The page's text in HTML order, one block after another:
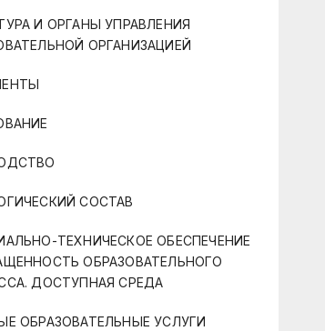
И ОРГАНЫ УПРАВЛЕНИЯ
ОРГАНИЗАЦИЕЙ
СОСТАВ
ТЕХНИЧЕСКОЕ ОБЕСПЕЧЕНИЕ
ОБРАЗОВАТЕЛЬНОГО
ДОСТУПНАЯ СРЕДА
ОБРАЗОВАТЕЛЬНЫЕ УСЛУГИ